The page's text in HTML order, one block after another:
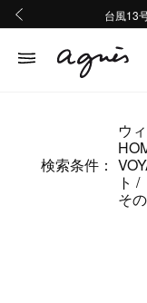
熊本地域
台風13
熊本地域
検索条件：
ウ
ト
そ